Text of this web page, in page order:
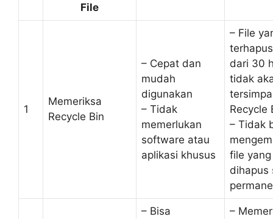
File
1
Memeriksa
Recycle Bin
– Cepat dan
mudah
digunakan
– Tidak
memerlukan
software atau
aplikasi khusus
– File
dari 30
tidak
Recycle
– Tidak
file yang
dihapus
– Bisa
–